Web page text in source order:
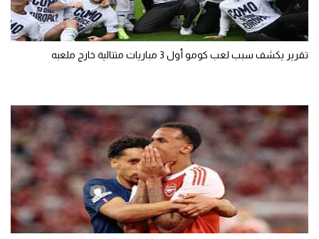
تقرير يكشف سبب لعب كومو أول 3 مباريات متتالية خارج ملعبه